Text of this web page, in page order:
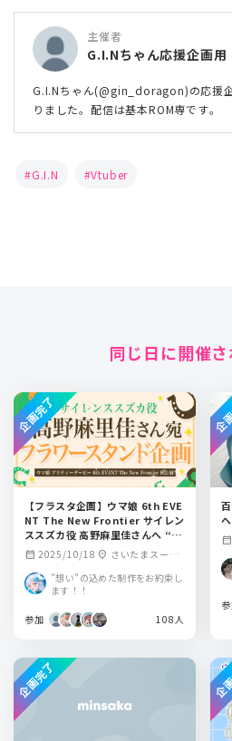
主催者
G.I.Nちゃん応援企画用
G.I.Nちゃん(@gin_doragon)の応援
りました。配信は基本ROM専です。
G.I.N Vtuber
同じ日に開催
【フラスタ企画】ウマ娘 6th EVE
NT The New Frontier サイレン
ススズカ役 高野麻里佳さんへ “想
いの花” を届けませんか？
calendar_month 2025/10/18 location_on さいたまスーパ
”想い”の込めた制作をお約束し
ます！！
参加 108人
企画完了
calendar_month
企
企画完了 企